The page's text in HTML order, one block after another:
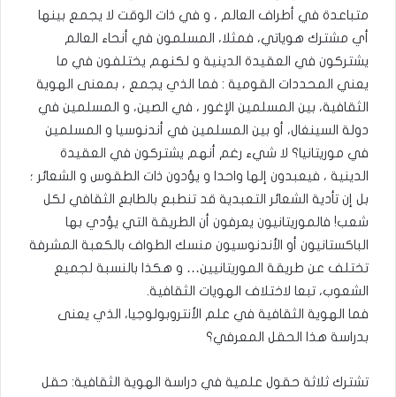
متباعدة في أطراف العالم ، و في ذات الوقت لا يجمع بينها
أي مشترك هوياتي، فمثلا، المسلمون في أنحاء العالم
يشتركون في العقيدة الدينية و لكنهم يختلفون في ما
يعني المحددات القومية : فما الذي يجمع ، بمعنى الهوية
الثقافية، بين المسلمين الإغور ، في الصين، و المسلمين في
دولة السينغال، أو بين المسلمين في أندنوسيا و المسلمين
في موريتانيا؟ لا شيء رغم أنهم يشتركون في العقيدة
الدينية ، فيعبدون إلها واحدا و يؤدون ذات الطقوس و الشعائر ؛
بل إن تأدية الشعائر التعبدية قد تنطبع بالطابع الثقافي لكل
شعب! فالموريتانيون يعرفون أن الطريقة التي يؤدي بها
الباكستانيون أو الأندنوسيون منسك الطواف بالكعبة المشرفة
تختلف عن طريقة الموريتانيين… و هكذا بالنسبة لجميع
الشعوب، تبعا لاختلاف الهويات الثقافية.
فما الهوية الثقافية في علم الأنتروبولوجيا، الذي يعنى
بدراسة هذا الحقل المعرفي؟
تشترك ثلاثة حقول علمية في دراسة الهوية الثقافية: حقل